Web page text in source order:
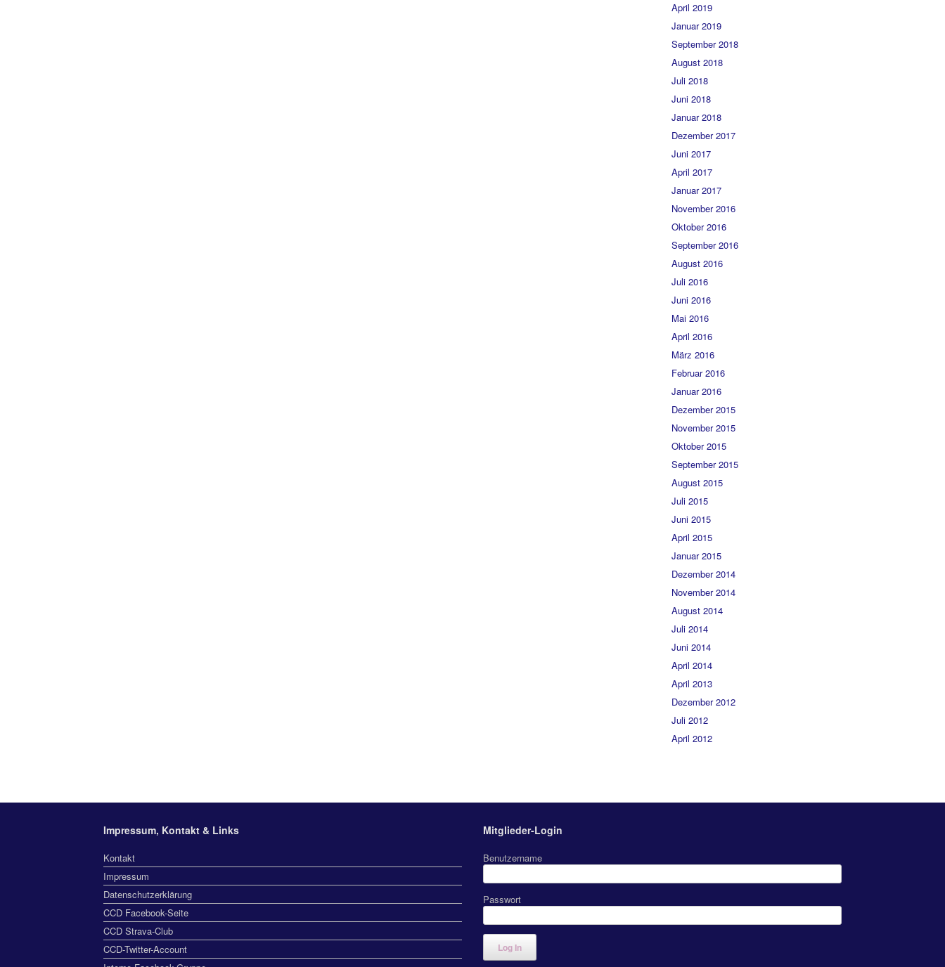
April 2019
Januar 2019
September 2018
August 2018
Juli 2018
Juni 2018
Januar 2018
Dezember 2017
Juni 2017
April 2017
Januar 2017
November 2016
Oktober 2016
September 2016
August 2016
Juli 2016
Juni 2016
Mai 2016
April 2016
März 2016
Februar 2016
Januar 2016
Dezember 2015
November 2015
Oktober 2015
September 2015
August 2015
Juli 2015
Juni 2015
April 2015
Januar 2015
Dezember 2014
November 2014
August 2014
Juli 2014
Juni 2014
April 2014
April 2013
Dezember 2012
Juli 2012
April 2012
Impressum, Kontakt & Links
Kontakt
Impressum
Datenschutzerklärung
CCD Facebook-Seite
CCD Strava-Club
CCD-Twitter-Account
Mitglieder-Login
Benutzername
Passwort